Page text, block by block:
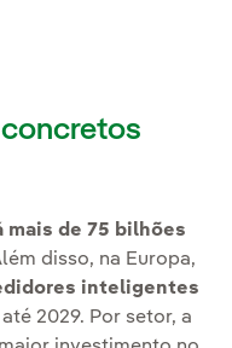
mais de 75 bilhões
disso, na Europa,
inteligentes
até 2029. Por setor, a